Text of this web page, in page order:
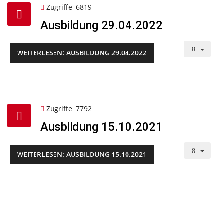
Zugriffe: 6819
Ausbildung 29.04.2022
WEITERLESEN: AUSBILDUNG 29.04.2022
Zugriffe: 7792
Ausbildung 15.10.2021
WEITERLESEN: AUSBILDUNG 15.10.2021